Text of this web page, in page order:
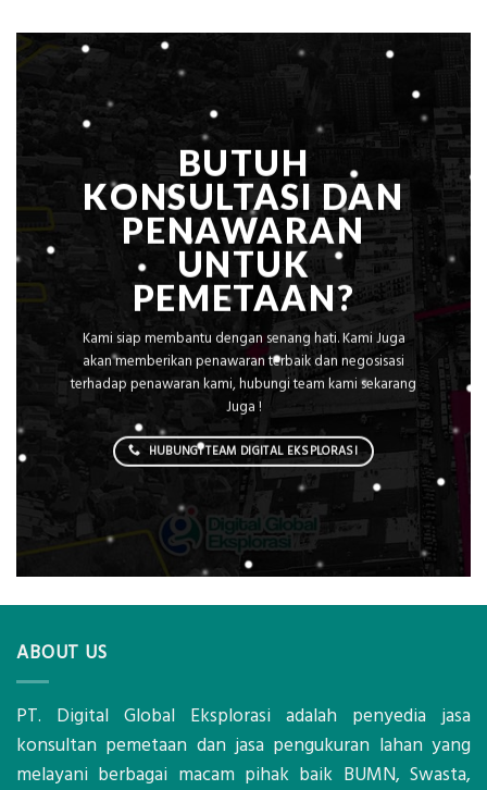
Elevasi,
Rekomendasi
Konstruksi
BUTUH
KONSULTASI DAN
PENAWARAN
UNTUK
PEMETAAN?
Kami siap membantu dengan senang hati. Kami Juga
akan memberikan penawaran terbaik dan negosisasi
terhadap penawaran kami, hubungi team kami sekarang
Juga !
HUBUNGI TEAM DIGITAL EKSPLORASI
ABOUT US
PT. Digital Global Eksplorasi adalah penyedia jasa
konsultan pemetaan dan jasa pengukuran lahan yang
melayani berbagai macam pihak baik BUMN, Swasta,